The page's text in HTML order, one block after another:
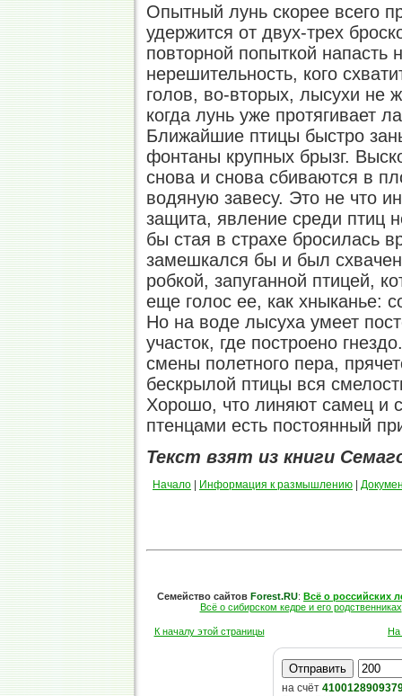
Опытный лунь скорее всего
удержится от двух-трех
повторной попыткой напасть
нерешительность, кого
голов, во-вторых, лысухи не
когда лунь уже протягивает
Ближайшие птицы быстро
фонтаны крупных брызг.
снова и снова сбиваются в
водяную завесу. Это не что
защита, явление среди птиц
бы стая в страхе бросилась
замешкался бы и был
робкой, запуганной птицей,
еще голос ее, как хныканье:
Но на воде лысуха умеет
участок, где построено
смены полетного пера,
бескрылой птицы вся
Хорошо, что линяют самец и
птенцами есть постоянный
Текст взят из книги
Начало Информация к размышлению
Семейство сайтов Forest.RU: Всё о российских
Всё о сибирском кедре и его родственниках
К началу этой страницы На
на счёт